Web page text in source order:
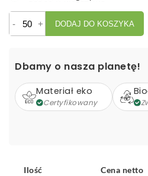
-
Boutique
torba
+ DODAJ DO KOSZYKA
Dbamy o nasza planetę!
Materiał eko
Certyfikowany
Ilość Cena netto